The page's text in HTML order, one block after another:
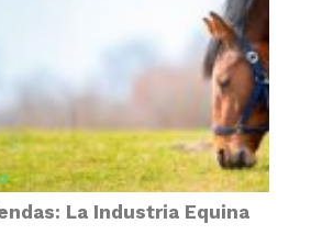
La Industria Equina